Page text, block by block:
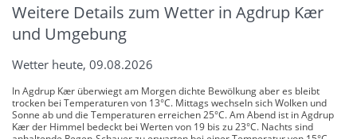
Weitere Details zum Wetter in Agdrup Kær
und Umgebung
Wetter heute, 09.08.2026
In Agdrup Kær überwiegt am Morgen dichte Bewölkung aber es bleibt
trocken bei Temperaturen von 13°C. Mittags wechseln sich Wolken und
Sonne ab und die Temperaturen erreichen 25°C. Am Abend ist in Agdrup
Kær der Himmel bedeckt bei Werten von 19 bis zu 23°C. Nachts sind